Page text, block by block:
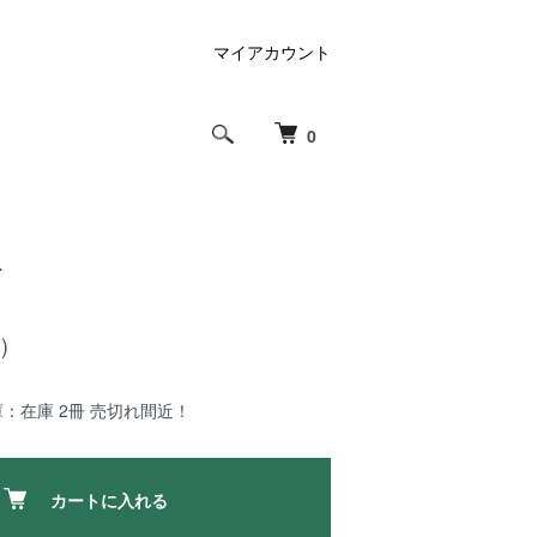
0
マイアカウント
在庫 2冊 売切れ間近！
カートに入れる